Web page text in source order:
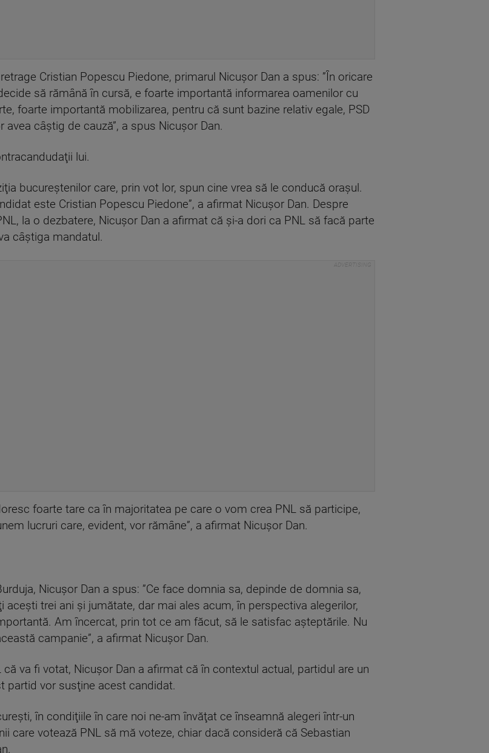
Cristian Popescu Piedone, primarul Nicuşor Dan a spus: ”În oricare
să rămână în cursă, e foarte importantă informarea oamenilor cu
foarte importantă mobilizarea, pentru că sunt bazine relativ egale, PSD
câştig de cauză”, a spus Nicuşor Dan.
lui.
bucureştenilor care, prin vot lor, spun cine vrea să le conducă oraşul.
este Cristian Popescu Piedone”, a afirmat Nicuşor Dan. Despre
la o dezbatere, Nicuşor Dan a afirmat că şi-a dori ca PNL să facă parte
câştiga mandatul.
foarte tare ca în majoritatea pe care o vom crea PNL să participe,
lucruri care, evident, vor rămâne”, a afirmat Nicuşor Dan.
Nicuşor Dan a spus: ”Ce face domnia sa, depinde de domnia sa,
trei ani şi jumătate, dar mai ales acum, în perspectiva alegerilor,
Am încercat, prin tot ce am făcut, să le satisfac aşteptările. Nu
campanie”, a afirmat Nicuşor Dan.
va fi votat, Nicuşor Dan a afirmat că în contextul actual, partidul are un
partid vor susţine acest candidat.
în condiţiile în care noi ne-am învăţat ce înseamnă alegeri într-un
care votează PNL să mă voteze, chiar dacă consideră că Sebastian